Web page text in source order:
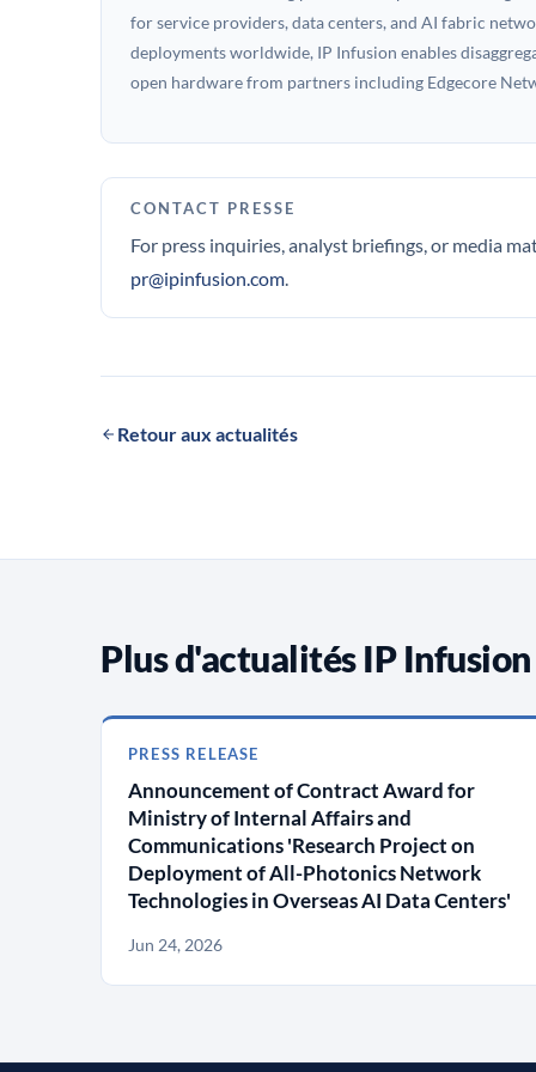
for service providers, data centers, and AI fabric
deployments worldwide, IP Infusion enables
open hardware from partners including Edgecore
CONTACT PRESSE
For press inquiries, analyst briefings, or media
pr@ipinfusion.com.
Retour aux actualités
Plus d'actualités IP Infusion
PRESS RELEASE
Announcement of Contract Award for
Ministry of Internal Affairs and
Communications 'Research Project on
Deployment of All-Photonics Network
Technologies in Overseas AI Data Centers'
Jun 24, 2026